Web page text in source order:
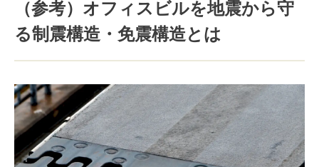
（参考）オフィスビルを地震から守
る制震構造・免震構造とは